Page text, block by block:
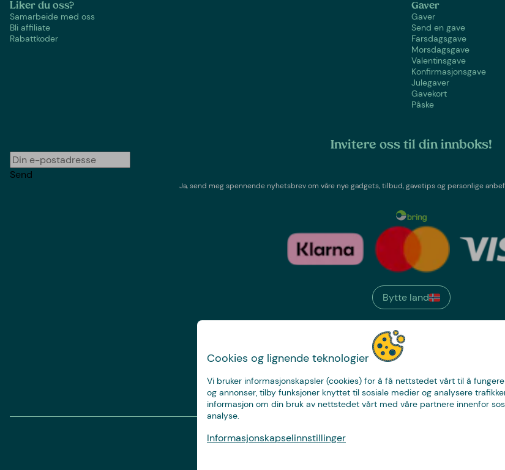
Cookies og lignende teknologier
Vi bruker informasjonskapsler (cookies) for å få nettstedet vårt til å
og annonser, tilby funksjoner knyttet til sosiale medier og analysere
informasjon om din bruk av nettstedet vårt med våre partnere innenfor
analyse.
Informasjonskapselinnstillinger
Liker du oss?
Samarbeide med oss
Bli affiliate
Rabattkoder
Gaver
Gaver
Send en gave
Farsdagsgave
Morsdagsgave
Valentinsgave
Konfirmasjonsgave
Julegaver
Gavekort
Påske
Invitere oss til din innboks!
Send
Ja, send meg spennende nyhetsbrev om våre nye gadgets, tilbud, gavetips og personlige
Bytte land